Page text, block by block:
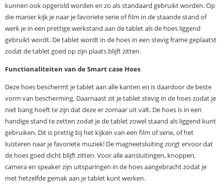
kunnen ook opgerold worden en zo als standaard gebruikt worden. Op
die manier kijk je naar je favoriete serie of film in de staande stand of
werk je in een prettige werkstand aan de tablet als de hoes liggend
gebruikt wordt. De tablet wordt in de hoes in een stevig frame geplaatst
zodat de tablet goed op zijn plaats blijft zitten.
Functionaliteiten van de Smart case Hoes
Deze hoes beschermt je tablet aan alle kanten en is daardoor de beste
vorm van bescherming. Daarnaast zit je tablet stevig in de hoes zodat je
niet bang hoeft te zijn dat deze er zomaar uit valt. De hoes is in een
handige stand te zetten zodat je de tablet zowel staand als liggend kunt
gebruiken. Dit is prettig bij het kijken van een film of serie, of het
luisteren naar je favoriete muziek! De magneetsluiting zorgt ervoor dat
de hoes goed dicht blijft zitten. Voor alle aansluitingen, knoppen,
camera en speaker zijn uitsparingen in de hoes aangebracht zodat je
met hetzelfde gemak aan je tablet kunt werken.